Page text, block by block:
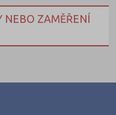
ZAMĚŘENÍ